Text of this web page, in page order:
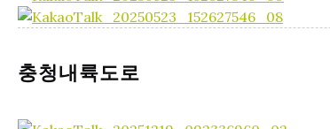
충청내륙도로